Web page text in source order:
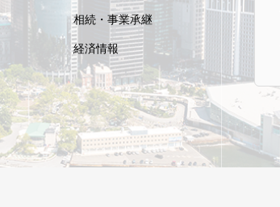
相続・事業承継
経済情報